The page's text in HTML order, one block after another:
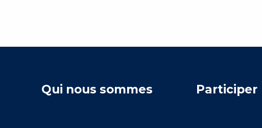
Qui nous sommes Participer